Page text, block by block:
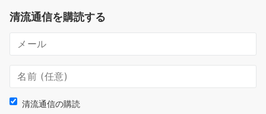
清流通信を購読する
清流通信の購読